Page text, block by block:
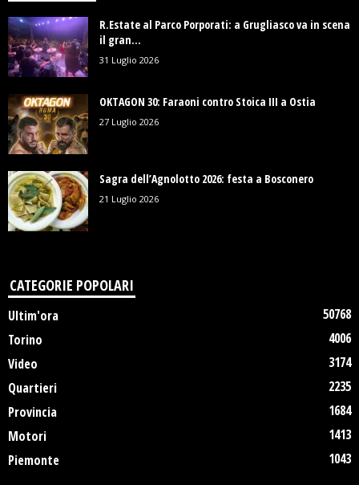
R.Estate al Parco Porporati: a Grugliasco va in scena
il gran...
31 Luglio 2026
OKTAGON 30: Faraoni contro Stoica III a Ostia
27 Luglio 2026
Sagra dell’Agnolotto 2026: festa a Bosconero
21 Luglio 2026
CATEGORIE POPOLARI
Ultim'ora
50768
Torino
4006
Video
3174
Quartieri
2235
Provincia
1684
Motori
1413
Piemonte
1043